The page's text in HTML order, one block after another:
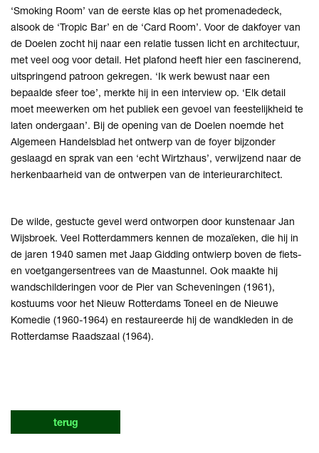
‘Smoking Room’ van de eerste klas op het promenadedeck,
alsook de ‘Tropic Bar’ en de ‘Card Room’. Voor de dakfoyer van
de Doelen zocht hij naar een relatie tussen licht en architectuur,
met veel oog voor detail. Het plafond heeft hier een fascinerend,
uitspringend patroon gekregen. ‘Ik werk bewust naar een
bepaalde sfeer toe’, merkte hij in een interview op. ‘Elk detail
moet meewerken om het publiek een gevoel van feestelijkheid te
laten ondergaan’. Bij de opening van de Doelen noemde het
Algemeen Handelsblad het ontwerp van de foyer bijzonder
geslaagd en sprak van een ‘echt Wirtzhaus’, verwijzend naar de
herkenbaarheid van de ontwerpen van de interieurarchitect.
De wilde, gestucte gevel werd ontworpen door kunstenaar Jan
Wijsbroek. Veel Rotterdammers kennen de mozaïeken, die hij in
de jaren 1940 samen met Jaap Gidding ontwierp boven de fiets-
en voetgangersentrees van de Maastunnel. Ook maakte hij
wandschilderingen voor de Pier van Scheveningen (1961),
kostuums voor het Nieuw Rotterdams Toneel en de Nieuwe
Komedie (1960-1964) en restaureerde hij de wandkleden in de
Rotterdamse Raadszaal (1964).
terug